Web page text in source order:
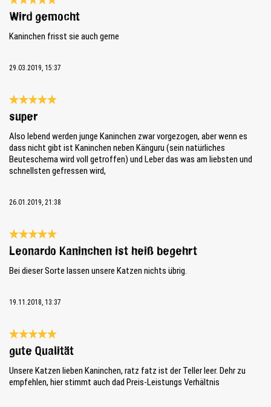
Bewertung mit 5 von 5 Sternen
Wird gemocht
Kaninchen frisst sie auch gerne
29.03.2019, 15:37
super
Also lebend werden junge Kaninchen zwar vorgezogen, aber wenn es
dass nicht gibt ist Kaninchen neben Känguru (sein natürliches
Beuteschema wird voll getroffen) und Leber das was am liebsten und
schnellsten gefressen wird,
26.01.2019, 21:38
Bewertung mit 5 von 5 Sternen
Leonardo Kaninchen ist heiß begehrt
Bei dieser Sorte lassen unsere Katzen nichts übrig.
19.11.2018, 13:37
Bewertung mit 5 von 5 Sternen
gute Qualität
Unsere Katzen lieben Kaninchen, ratz fatz ist der Teller leer. Dehr zu
empfehlen, hier stimmt auch dad Preis-Leistungs Verhältnis